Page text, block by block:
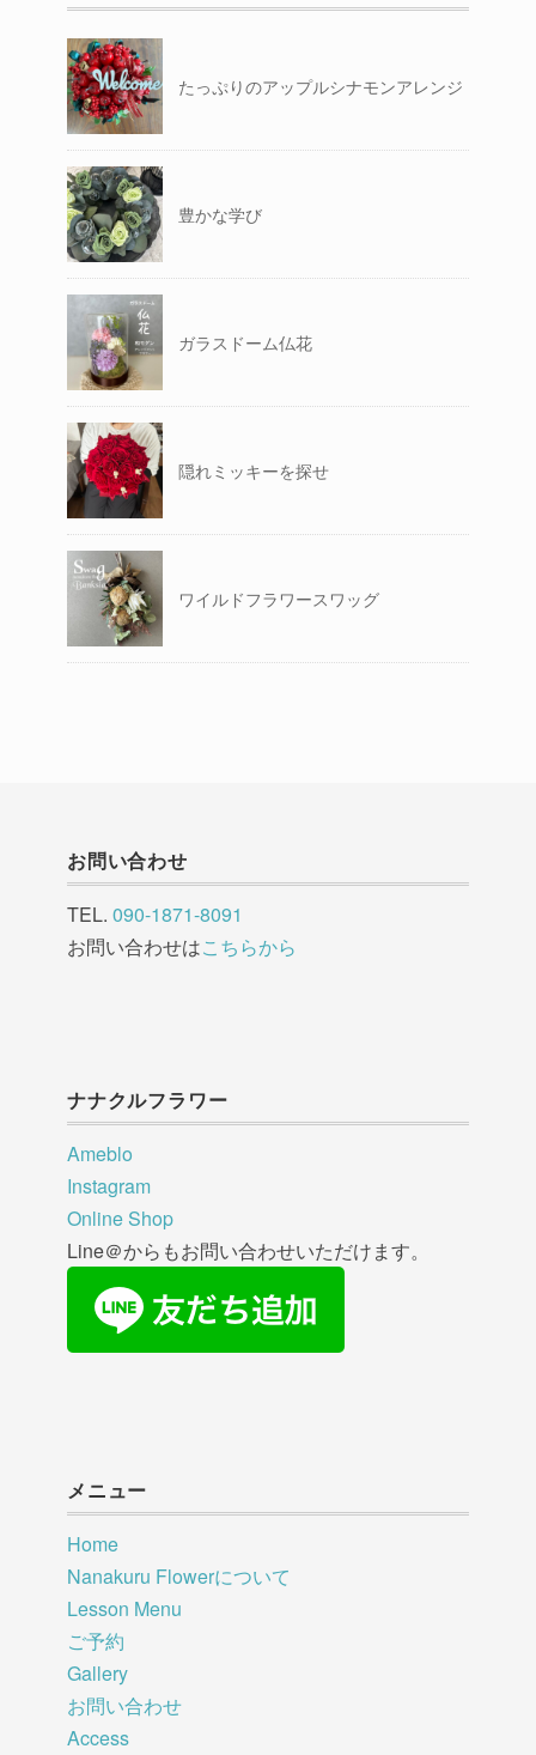
たっぷりのアップルシナモンアレンジ
豊かな学び
ガラスドーム仏花
隠れミッキーを探せ
ワイルドフラワースワッグ
お問い合わせ
TEL. 090-1871-8091
お問い合わせはこちらから
ナナクルフラワー
Ameblo
Instagram
Online Shop
Line＠からもお問い合わせいただけます。
メニュー
Home
Nanakuru Flowerについて
Lesson Menu
ご予約
Gallery
お問い合わせ
Access